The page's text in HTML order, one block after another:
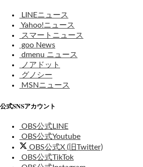
LINEニュース
Yahoo!ニュース
スマートニュース
goo News
dmenu ニュース
ノアドット
グノシー
MSNニュース
公式SNSアカウント
OBS公式LINE
OBS公式Youtube
OBS公式X (旧Twitter)
OBS公式TikTok